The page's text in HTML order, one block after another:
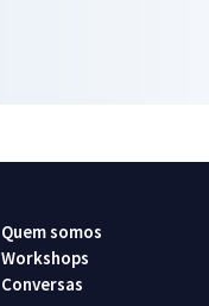
Quem somos
Workshops
Conversas